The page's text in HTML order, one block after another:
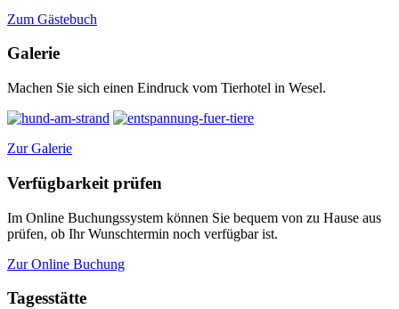
Zum Gästebuch
Galerie
Machen Sie sich einen Eindruck vom Tierhotel in Wesel.
Zur Galerie
Verfügbarkeit prüfen
Im Online Buchungssystem können Sie bequem von zu Hause aus
prüfen, ob Ihr Wunschtermin noch verfügbar ist.
Zur Online Buchung
Tagesstätte